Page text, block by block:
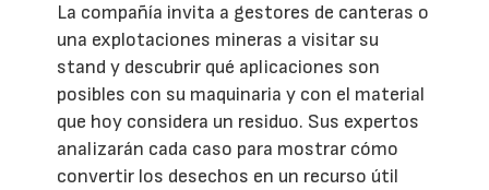
La compañía invita a gestores de canteras o
una explotaciones mineras a visitar su
stand y descubrir qué aplicaciones son
posibles con su maquinaria y con el material
que hoy considera un residuo. Sus expertos
analizarán cada caso para mostrar cómo
convertir los desechos en un recurso útil